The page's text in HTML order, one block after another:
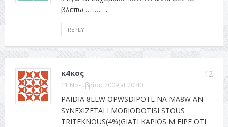
βλεπω………….
REPLY
12
κ4κος
11 Νοεμβρίου 2009 at 20:40
PAIDIA 8ELW OPWSDIPOTE NA MA8W AN
SYNEXIZETAI I MORIODOTISI STOUS
TRITEKNOUS(4%)GIATI KAPIOS M EIPE OTI